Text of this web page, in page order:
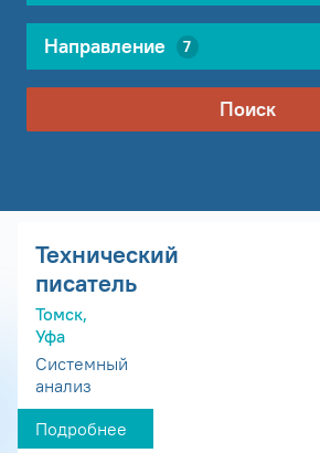
Направление 7
Поиск
Технический
писатель
Томск,
Уфа
Системный
анализ
Подробнее